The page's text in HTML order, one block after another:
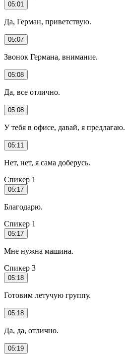
05:01
Да, Герман, приветствую.
05:07
Звонок Германа, внимание.
05:08
Да, все отлично.
05:08
У тебя в офисе, давай, я предлагаю.
05:11
Нет, нет, я сама доберусь.
Спикер 1
05:17
Благодарю.
Спикер 1
05:17
Мне нужна машина.
Спикер 3
05:18
Готовим летучую группу.
05:18
Да, да, отлично.
05:19